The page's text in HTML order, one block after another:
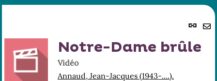
Notre-Dame brûle
Vidéo
Annaud, Jean-Jacques (1943-....).